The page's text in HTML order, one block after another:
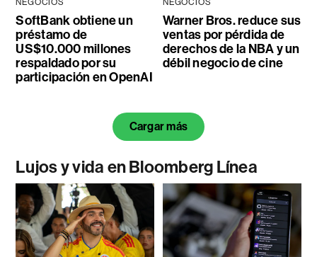
SoftBank obtiene un
préstamo de
US$10.000 millones
respaldado por su
participación en OpenAI
Warner Bros. reduce sus
ventas por pérdida de
derechos de la NBA y un
débil negocio de cine
Cargar más
Lujos y vida en Bloomberg Línea